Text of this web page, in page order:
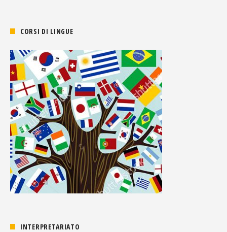
CORSI DI LINGUE
INTERPRETARIATO